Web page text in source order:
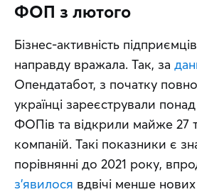
ФОП з лютого
Бізнес-активність
направду вражала. Так, за
Опендатабот, з початку
українці зареєстрували
ФОПів та відкрили майже 27
компаній. Такі показники є
з’явилося вдвічі менше